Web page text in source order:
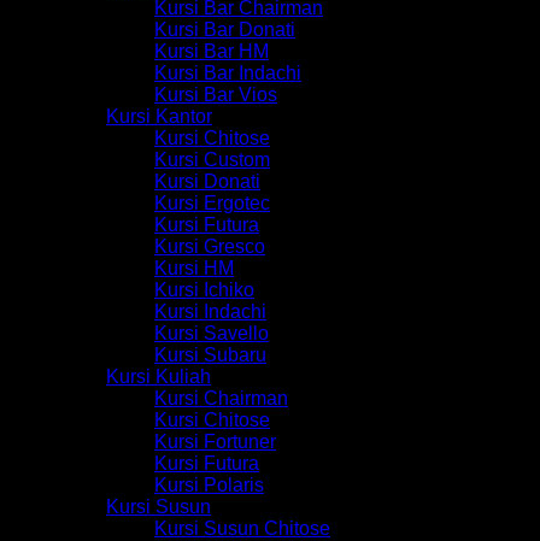
Kursi Bar Chairman
Kursi Bar Donati
Kursi Bar HM
Kursi Bar Indachi
Kursi Bar Vios
Kursi Kantor
Kursi Chitose
Kursi Custom
Kursi Donati
Kursi Ergotec
Kursi Futura
Kursi Gresco
Kursi HM
Kursi Ichiko
Kursi Indachi
Kursi Savello
Kursi Subaru
Kursi Kuliah
Kursi Chairman
Kursi Chitose
Kursi Fortuner
Kursi Futura
Kursi Polaris
Kursi Susun
Kursi Susun Chitose